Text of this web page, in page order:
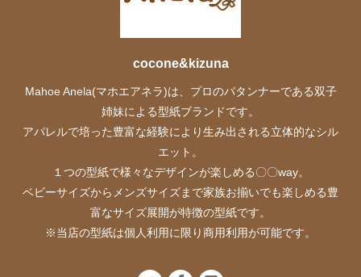
cocone&kizuna
Mahoe Anela(マホエアネラ)は、プロのパタンナーである双子
姉妹による型紙ブランドです。
アパレルで培った豊富な経験により生み出される立体的なシル
エット。
１つの型紙で様々なデザインが楽しめる〇〇way。
ベビーサイズからメンズサイズまで家族お揃いでも楽しめる豊
富なサイズ展開が特徴の型紙です。
※当店の型紙は個人利用に限り商用利用が可能です。